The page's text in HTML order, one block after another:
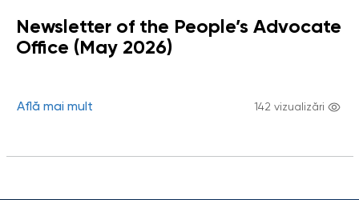
Newsletter of the People’s Advocate
Office (May 2026)
Află mai mult 142 vizualizări